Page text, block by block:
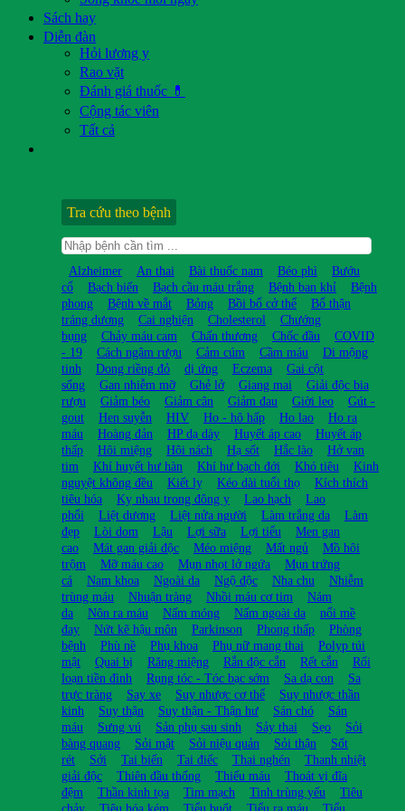
Sách hay
Diễn đàn
Hỏi lương y
Rao vặt
Đánh giá thuốc 💊
Cộng tác viên
Tất cả
Tra cứu theo bệnh
Alzheimer An thai Bài thuốc nam Béo phì
Bướu
cổ
Bạch biến Bạch cầu máu trắng Bệnh ban khỉ
Bệnh
phong
Bệnh về mắt Bỏng Bồi bổ cở thể
Bổ thận
tráng dương
Cai nghiện Cholesterol
Chướng
bụng
Chảy máu cam Chấn thương Chốc đầu
COVID
- 19
Cách ngâm rượu Cảm cúm Cầm máu
Di mộng
tinh
Dong riềng đỏ dị ứng Eczema
Gai cột
sống
Gan nhiễm mỡ Ghẻ lở Giang mai
Giải độc bia
rượu
Giảm béo Giảm cân Giảm đau Giời leo
Gút -
gout
Hen suyễn HIV Ho - hô hấp Ho lao
Ho ra
máu
Hoàng đản HP dạ dày Huyết áp cao
Huyết áp
thấp
Hôi miệng Hôi nách Hạ sốt Hắc lào
Hở van
tim
Khí huyết hư hàn Khí hư bạch đới Khó tiêu
Kinh
nguyệt không đều
Kiết lỵ Kéo dài tuổi thọ
Kích thích
tiêu hóa
Kỵ nhau trong đông y Lao hạch
Lao
phổi
Liệt dương Liệt nửa người Làm trắng da
Làm
đẹp
Lòi dom Lậu Lợi sữa Lợi tiểu
Men gan
cao
Mát gan giải độc Méo miệng Mất ngủ
Mồ hôi
trộm
Mỡ máu cao Mụn nhọt lở ngứa
Mụn trứng
cá
Nam khoa Ngoài da Ngộ độc Nha chu
Nhiễm
trùng máu
Nhuận tràng Nhồi máu cơ tim
Nám
da
Nôn ra máu Nấm móng Nấm ngoài da
nổi mề
đay
Nứt kẽ hậu môn Parkinson Phong thấp
Phòng
bệnh
Phù nề Phụ khoa Phụ nữ mang thai
Polyp túi
mật
Quai bị Răng miệng Rắn độc cắn Rết cắn
Rối
loạn tiền đình
Rụng tóc - Tóc bạc sớm Sa dạ con
Sa
trực tràng
Say xe Suy nhược cơ thể
Suy nhược thần
kinh
Suy thận Suy thận - Thận hư Sán chó
Sán
máu
Sưng vú Sản phụ sau sinh Sảy thai Sẹo
Sỏi
bàng quang
Sỏi mật Sỏi niệu quản Sỏi thận
Sốt
rét
Sởi Tai biến Tai điếc Thai nghén
Thanh nhiệt
giải độc
Thiên đầu thống Thiếu máu
Thoát vị đĩa
đệm
Thần kinh tọa Tim mạch Tinh trùng yếu
Tiêu